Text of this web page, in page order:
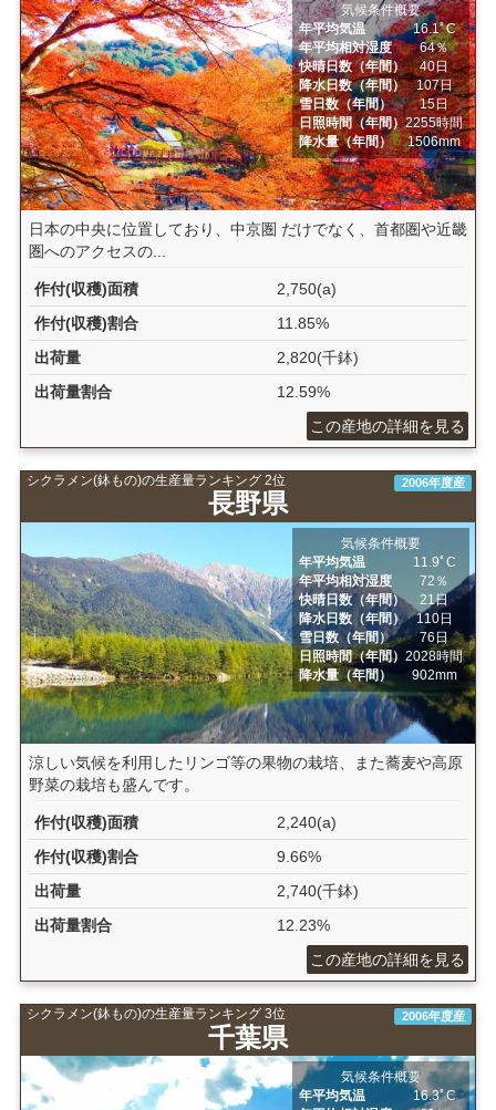
気候条件概要
年平均気温
16.1ﾟC
年平均相対湿度
64％
快晴日数（年間）
40日
降水日数（年間）
107日
雪日数（年間）
15日
日照時間（年間）2255時間
降水量（年間）
1506mm
日本の中央に位置しており、中京圏 だけでなく、首都圏や近畿
圏へのアクセスの...
作付(収穫)面積
2,750(a)
作付(収穫)割合
11.85%
出荷量
2,820(千鉢)
出荷量割合
12.59%
この産地の詳細を見る
シクラメン(鉢もの)の生産量ランキング 2位
長野県
2006年度産
気候条件概要
年平均気温
11.9ﾟC
年平均相対湿度
72％
快晴日数（年間）
21日
降水日数（年間）
110日
雪日数（年間）
76日
日照時間（年間）2028時間
降水量（年間）
902mm
涼しい気候を利用したリンゴ等の果物の栽培、また蕎麦や高原
野菜の栽培も盛んです。
作付(収穫)面積
2,240(a)
作付(収穫)割合
9.66%
出荷量
2,740(千鉢)
出荷量割合
12.23%
この産地の詳細を見る
シクラメン(鉢もの)の生産量ランキング 3位
千葉県
2006年度産
気候条件概要
年平均気温
16.3ﾟC